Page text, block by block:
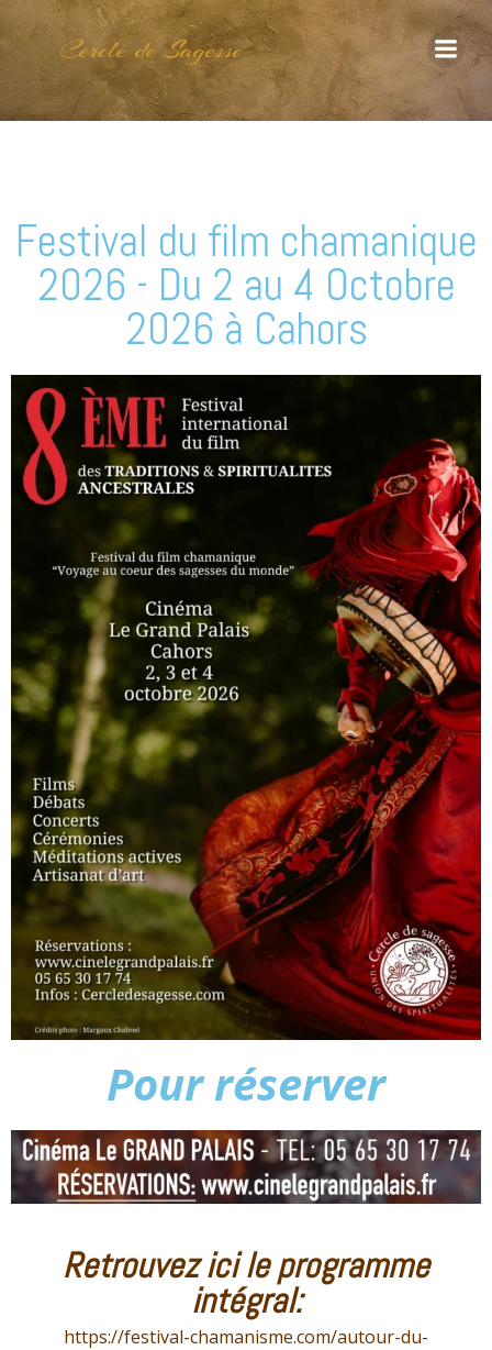
Cercle de Sagesse
Festival du film chamanique
2026 - Du 2 au 4 Octobre
2026 à Cahors
Pour réserver
Retrouvez ici le programme
intégral:
https://festival-chamanisme.com/autour-du-